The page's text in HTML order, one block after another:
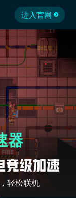
进入官网
器
轻松联机